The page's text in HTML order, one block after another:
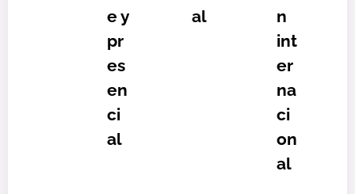
e y
pr
es
en
ci
al
al
n
int
er
na
ci
on
al